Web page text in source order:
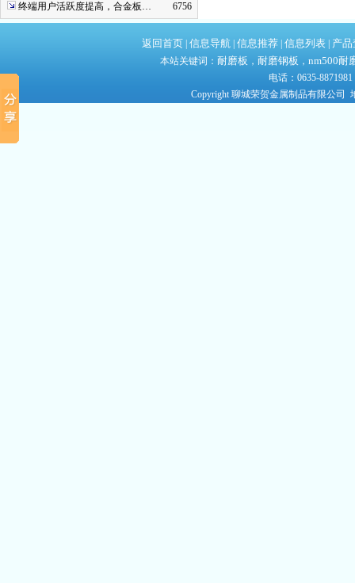
终端用户活跃度提高，合金板…
6756
返回首页 信息导航 信息推荐 信息列表 产
本站关键词： 耐磨板 ， 耐磨钢板 ， nm500耐
电话：0635-
Copyright 聊城荣贺金属制品有限公